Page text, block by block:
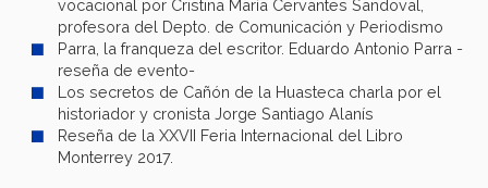
vocacional por Cristina María Cervantes Sandoval,
profesora del Depto. de Comunicación y Periodismo
Parra, la franqueza del escritor. Eduardo Antonio Parra -
reseña de evento-
Los secretos de Cañón de la Huasteca charla por el
historiador y cronista Jorge Santiago Alanís
Reseña de la XXVII Feria Internacional del Libro
Monterrey 2017.